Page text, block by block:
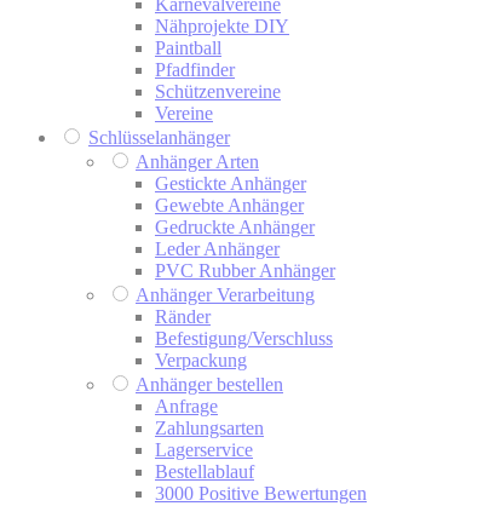
Karnevalvereine
Nähprojekte DIY
Paintball
Pfadfinder
Schützenvereine
Vereine
Schlüsselanhänger
Anhänger Arten
Gestickte Anhänger
Gewebte Anhänger
Gedruckte Anhänger
Leder Anhänger
PVC Rubber Anhänger
Anhänger Verarbeitung
Ränder
Befestigung/Verschluss
Verpackung
Anhänger bestellen
Anfrage
Zahlungsarten
Lagerservice
Bestellablauf
3000 Positive Bewertungen